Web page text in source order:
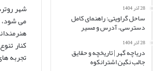
شهر
می شود،
کنار
تجربه
28 آذر 1404
ساحل گراویتی: راهنمای کامل
دسترسی، آدرس و مسیر
28 آذر 1404
دریاچه گهر | تاریخچه و حقایق
جالب نگین اشترانکوه